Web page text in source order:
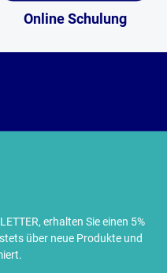
Online Schulung
erhalten Sie einen 5%
stets über neue Produkte und